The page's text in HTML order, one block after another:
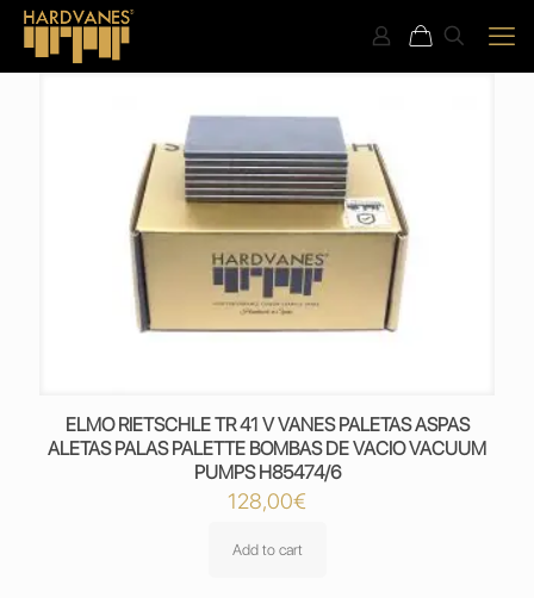
ELMO RIETSCHLE TR 41 V VANES PALETAS ASPAS
ALETAS PALAS PALETTE BOMBAS DE VACIO VACUUM
PUMPS H85474/6
128,00€
Add to cart